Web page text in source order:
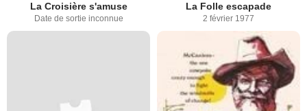
La Croisière s'amuse
Date de sortie inconnue
La Folle escapade
2 février 1977